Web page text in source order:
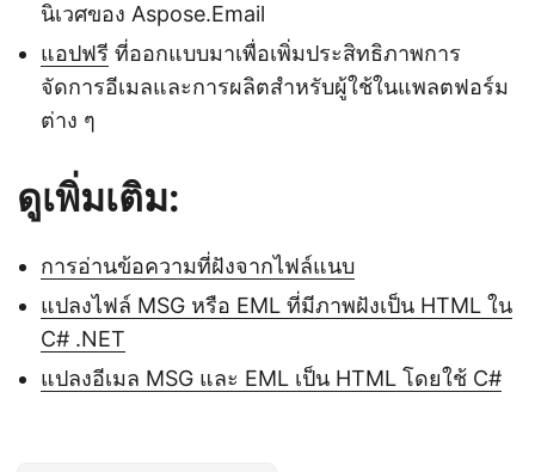
นิเวศของ Aspose.Email
แอปฟรี ที่ออกแบบมาเพื่อเพิ่มประสิทธิภาพการ
จัดการอีเมลและการผลิตสำหรับผู้ใช้ในแพลตฟอร์ม
ต่าง ๆ
ดูเพิ่มเติม:
การอ่านข้อความที่ฝังจากไฟล์แนบ
แปลงไฟล์ MSG หรือ EML ที่มีภาพฝังเป็น HTML ใน
C# .NET
แปลงอีเมล MSG และ EML เป็น HTML โดยใช้ C#